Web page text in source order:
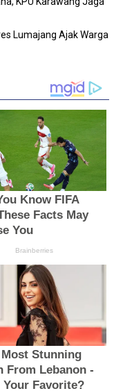
Lumajang Ajak Warga